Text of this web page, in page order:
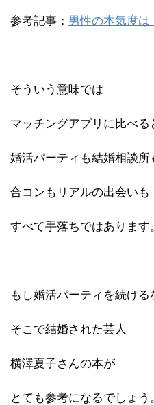
参考記事： 男性の本気度は
そういう意味では
マッチングアプリに比べる
婚活パーティも結婚相談所
合コンもリアルの出会いも
すべて手落ちではあります。
もし婚活パーティを続ける
そこで結婚された芸人
横澤夏子さんの本が
とても参考になるでしょう。